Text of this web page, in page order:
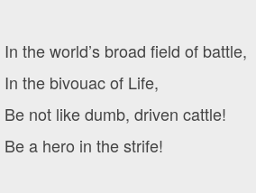
In the world’s broad field of battle,
In the bivouac of Life,
Be not like dumb, driven cattle!
Be a hero in the strife!